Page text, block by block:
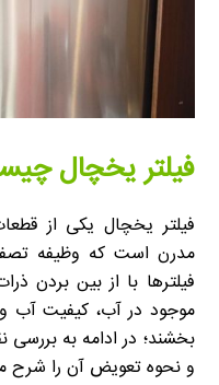
فیلتر یخچال
فیلتر یخچال یکی از
مدرن است که وظیفه
فیلترها با از بین بردن
موجود در آب، کیفیت آب
بخشند؛ در ادامه به
و نحوه تعویض آن را شرح